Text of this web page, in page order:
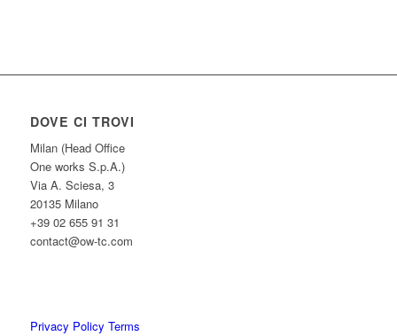
DOVE CI TROVI
Milan (Head Office
One works S.p.A.)
Via A. Sciesa, 3
20135 Milano
+39 02 655 91 31
contact@ow-tc.com
Privacy Policy Terms